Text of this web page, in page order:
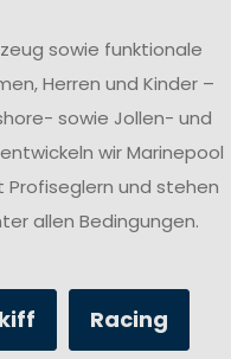
sowie funktionale
Herren und Kinder –
sowie Jollen- und
wir Marinepool
und stehen
allen Bedingungen.
Racing